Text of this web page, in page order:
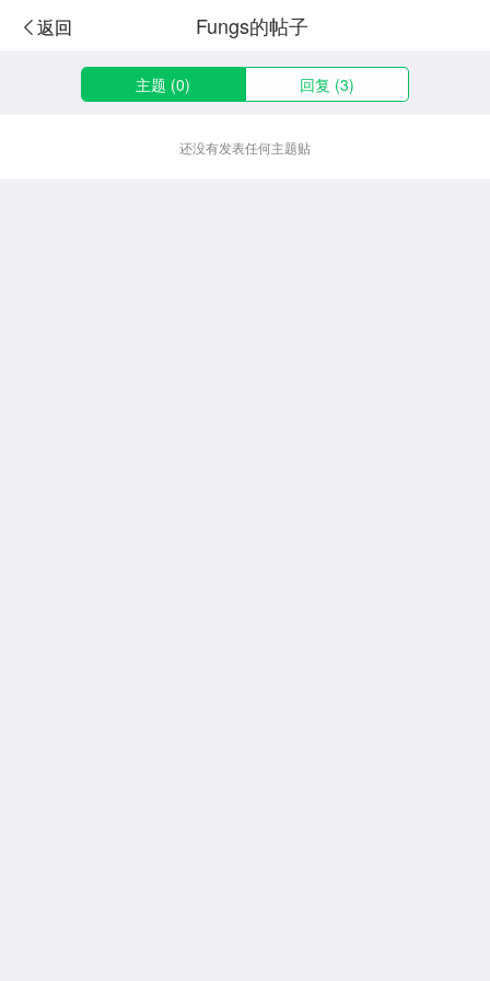
返回 Fungs的帖子
主题 (0) 回复 (3)
还没有发表任何主题贴